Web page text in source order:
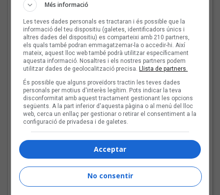
Bèrnia i la festa del pop
fusió al Sona9 2026
Les veus dels himnes del
futbol català: Joan Soler
Amigó
Les Cruet: «Als primers
discos sentia
Més informació
Les teves dades personals es tractaran i és possible que la
informació del teu dispositiu (galetes, identificadors únics i
altres dades del dispositiu) es comparteixi amb 210 partners,
els quals també podran emmagatzemar-la o accedir-hi. Així
mateix, aquest lloc web també podrà utilitzar específicament
aquesta informació. Nosaltres i els nostres partners podem
utilitzar dades de geolocalització precisa. Llista de partners.
És possible que alguns proveïdors tractin les teves dades
personals per motius d'interès legítim. Pots indicar la teva
disconformitat amb aquest tractament gestionant les opcions
següents. A la part inferior d'aquesta pàgina o al menú del lloc
web, cerca un enllaç per gestionar o retirar el consentiment a la
configuració de privadesa i de galetes.
Acceptar
No consentir